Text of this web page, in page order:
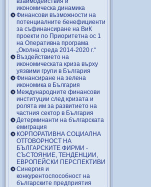
икономическа динамика
Финансови възможности на
потенциалните бенефициенти
за съфинансиране на ВиК
проекти по Приоритетна ос 1
на Оперативна програма
„Околна среда 2014-2020 г.“
Въздействието на
икономическата криза върху
уязвими групи в България
Финансиране на зелена
икономика в България
Международните финансови
институции след кризата и
ролята им за развитието на
частния сектор в България
Детерминанти на българската
емиграция
КОРПОРАТИВНА СОЦИАЛНА
ОТГОВОРНОСТ НА
БЪЛГАРСКИТЕ ФИРМИ -
СЪСТОЯНИЕ, ТЕНДЕНЦИИ,
ЕВРОПЕЙСКИ ПЕРСПЕКТИВИ
Синергия и
конкурентоспособност на
българските предприятия